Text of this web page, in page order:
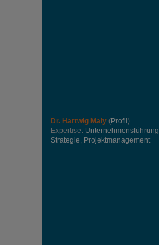
Dr. Hartwig Maly (Profil )
Expertise: Unternehmensführung
Strategie, Projektmanagement